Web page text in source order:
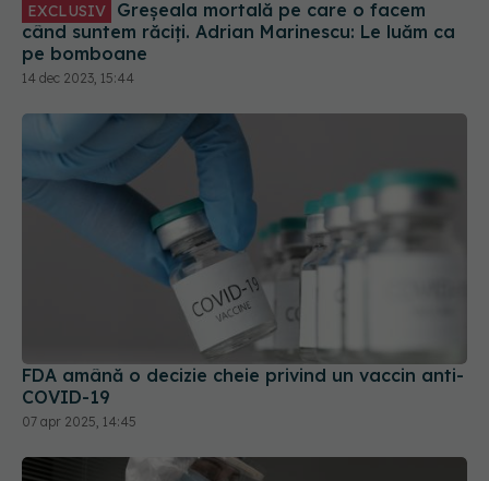
EXCLUSIV
când suntem răciți. Adrian Marinescu: Le luăm ca
pe bomboane
14 dec 2023, 15:44
FDA amână o decizie cheie privind un vaccin anti-
COVID-19
07 apr 2025, 14:45